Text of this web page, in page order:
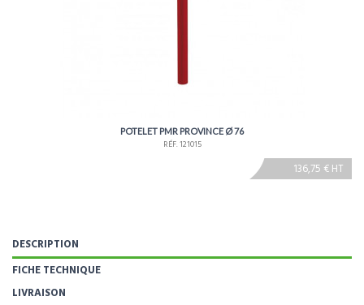
POTELET PMR PROVINCE Ø 76
RÉF. 121015
136,75 € HT
DESCRIPTION
FICHE TECHNIQUE
LIVRAISON